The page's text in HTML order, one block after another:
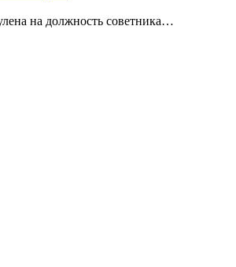
на должность советника…